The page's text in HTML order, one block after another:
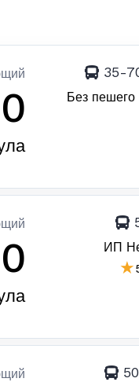
35-
Без пешего
ИП
★
50